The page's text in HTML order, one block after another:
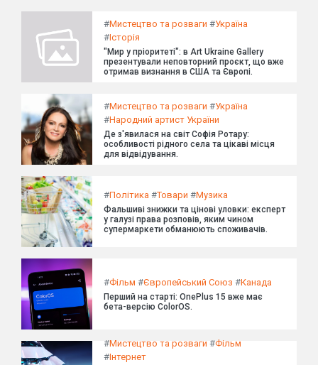
#Мистецтво та розваги #Україна
#Історія
"Мир у пріоритеті": в Art Ukraine Gallery
презентували неповторний проєкт, що вже
отримав визнання в США та Європі.
#Мистецтво та розваги #Україна
#Народний артист України
Де з'явилася на світ Софія Ротару:
особливості рідного села та цікаві місця
для відвідування.
#Політика #Товари #Музика
Фальшиві знижки та цінові уловки: експерт
у галузі права розповів, яким чином
супермаркети обманюють споживачів.
#Фільм #Європейський Союз #Канада
Перший на старті: OnePlus 15 вже має
бета-версію ColorOS.
#Мистецтво та розваги #Фільм
#Інтернет